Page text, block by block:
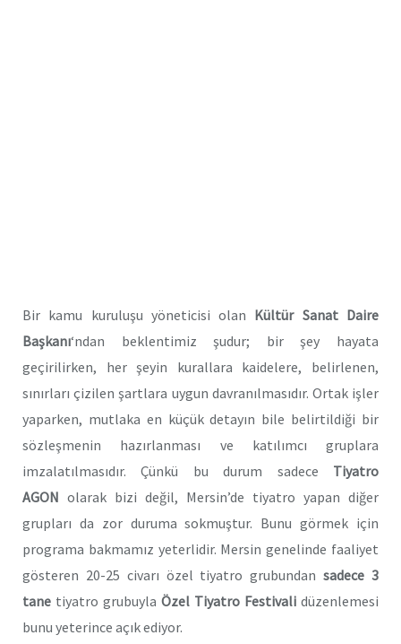
Bir kamu kuruluşu yöneticisi olan Kültür Sanat Daire
Başkanı‘ndan beklentimiz şudur; bir şey hayata
geçirilirken, her şeyin kurallara kaidelere, belirlenen,
sınırları çizilen şartlara uygun davranılmasıdır. Ortak işler
yaparken, mutlaka en küçük detayın bile belirtildiği bir
sözleşmenin hazırlanması ve katılımcı gruplara
imzalatılmasıdır. Çünkü bu durum sadece Tiyatro
AGON olarak bizi değil, Mersin’de tiyatro yapan diğer
grupları da zor duruma sokmuştur. Bunu görmek için
programa bakmamız yeterlidir. Mersin genelinde faaliyet
gösteren 20-25 civarı özel tiyatro grubundansadece 3
tane tiyatro grubuyla Özel Tiyatro Festivali düzenlemesi
bunu yeterince açık ediyor.